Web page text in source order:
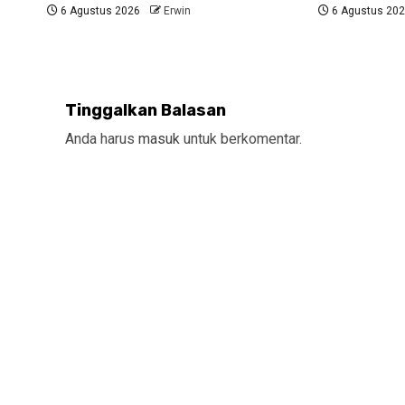
6 Agustus 2026 Erwin 6 Agustus
Tinggalkan Balasan
Anda harus masuk untuk berkomentar.